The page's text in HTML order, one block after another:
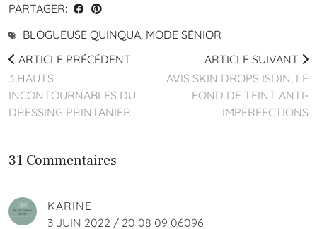
PARTAGER:
BLOGUEUSE QUINQUA, MODE SÉNIOR
ARTICLE PRÉCÉDENT
3 HAUTS
INCONTOURNABLES DU
DRESSING PRINTANIER
ARTICLE SUIVANT
AVIS SKIN DROPS ISDIN, LE
FOND DE TEINT ANTI-
IMPERFECTIONS
31 Commentaires
KARINE
3 JUIN 2022 / 20 08 09 06096